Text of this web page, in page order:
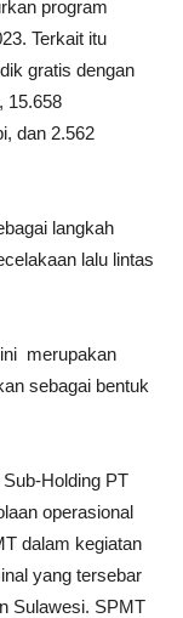
program
Terkait itu
gratis dengan
15.658
dan 2.562
langkah
lalu lintas
merupakan
sebagai bentuk
Holding PT
operasional
dalam kegiatan
yang tersebar
Sulawesi. SPMT